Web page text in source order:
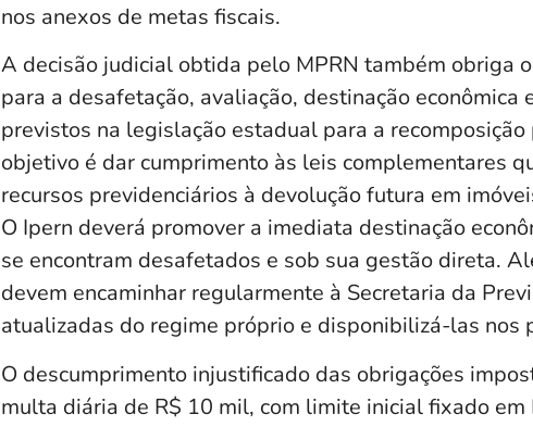
nos anexos de metas fiscais.
A decisão judicial obtida pelo MPRN também obriga
para a desafetação, avaliação, destinação econômica
previstos na legislação estadual para a
objetivo é dar cumprimento às leis complementares
recursos previdenciários à devolução futura em
O Ipern deverá promover a imediata destinação
se encontram desafetados e sob sua gestão direta.
devem encaminhar regularmente à Secretaria da
atualizadas do regime próprio e disponibilizá-las nos
O descumprimento injustificado das obrigações
multa diária de R$ 10 mil, com limite inicial fixado em